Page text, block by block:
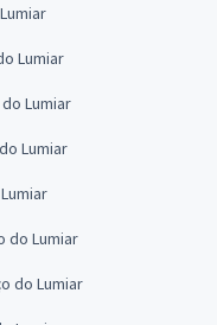
Lumiar
Lumiar
Lumiar
do Lumiar
do Lumiar